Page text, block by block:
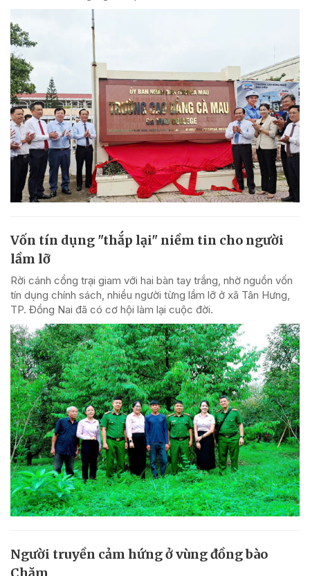
Vốn tín dụng "thắp lại" niềm tin cho người
lầm lỡ
Rời cánh cổng trại giam với hai bàn tay trắng, nhờ nguồn vốn
tín dụng chính sách, nhiều người từng lầm lỡ ở xã Tân Hưng,
TP. Đồng Nai đã có cơ hội làm lại cuộc đời.
Người truyền cảm hứng ở vùng đồng bào